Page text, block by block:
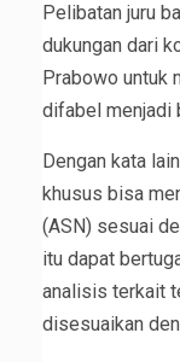
Pelibatan juru
dukungan dari
Prabowo untuk
difabel menjadi
Dengan kata
khusus bisa
(ASN) sesuai
itu dapat
analisis terkait
disesuaikan